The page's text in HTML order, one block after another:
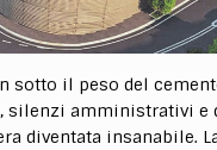
sotto il peso del
silenzi amministrativi e
diventata insanabile.